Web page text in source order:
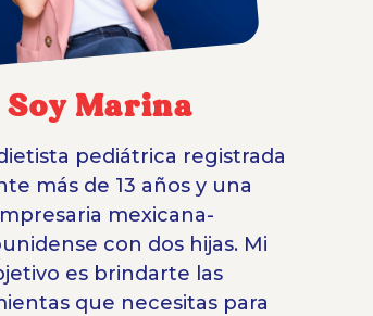
Soy Marina
pediátrica registrada
más de 13 años y una
mexicana-
con dos hijas. Mi
es brindarte las
que necesitas para